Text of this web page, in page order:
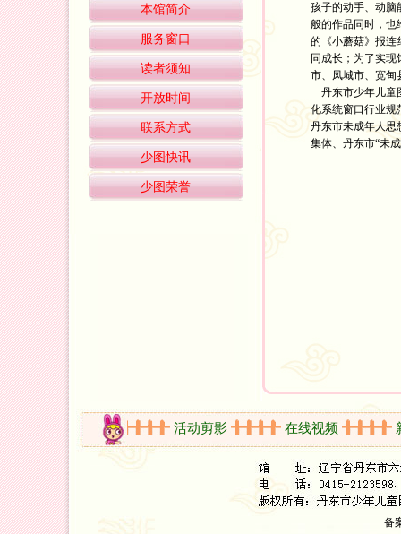
本馆简介
服务窗口
读者须知
开放时间
联系方式
少图快讯
少图荣誉
孩子的动手、动脑
般的作品同时，也
的《小蘑菇》报连
同成长；为了实
市、凤城市、宽甸
丹东市少年儿童
化系统窗口行业规
丹东市未成年人思
集体、丹东市“未
开放时间 活动剪影 在线视频 新
备